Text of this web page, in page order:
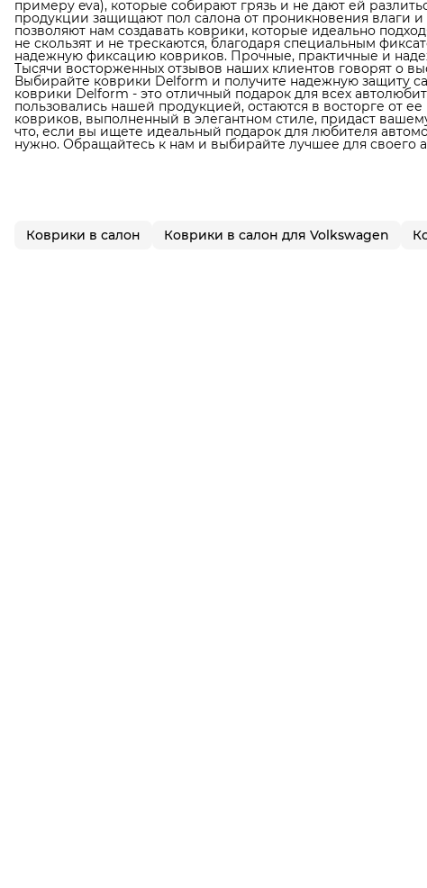
примеру eva), которые собирают грязь и не дают ей
продукции защищают пол салона от проникновения влаги
позволяют нам создавать коврики, которые идеально
не скользят и не трескаются, благодаря специальным
надежную фиксацию ковриков. Прочные, практичные и
Тысячи восторженных отзывов наших клиентов говорят о
Выбирайте коврики Delform и получите надежную защиту
коврики Delform - это отличный подарок для всех
пользовались нашей продукцией, остаются в восторге от
ковриков, выполненный в элегантном стиле, придаст
что, если вы ищете идеальный подарок для любителя
нужно. Обращайтесь к нам и выбирайте лучшее для своего
Коврики в салон Коврики в салон для Volkswagen